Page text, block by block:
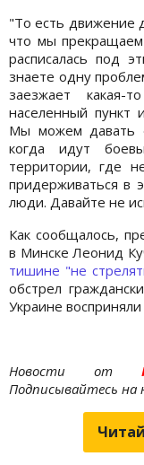
"То есть движение
что мы
расписалась под
знаете одну
заезжает
населенный пункт
Мы можем давать
когда идут
территории, где
придерживаться в
люди. Давайте не
Как сообщалось,
в Минске Леонид
тишине "не
обстрел
Украине восприняли
Новости от
Подписывайтесь на